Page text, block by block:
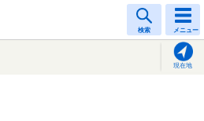
検索 メニュー
現在地